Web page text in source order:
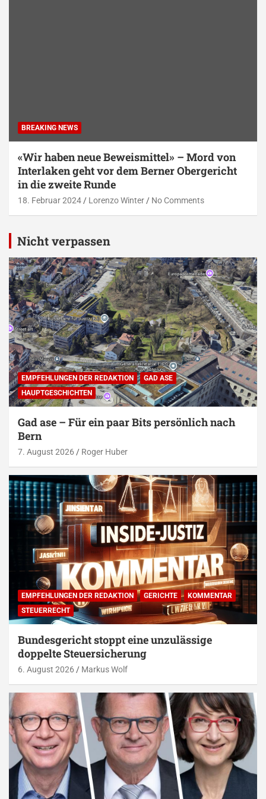
BREAKING NEWS
«Wir haben neue Beweismittel» – Mord von
Interlaken geht vor dem Berner Obergericht
in die zweite Runde
18. Februar 2024 Lorenzo Winter No Comments
Nicht verpassen
EMPFEHLUNGEN DER REDAKTION
GAD ASE
HAUPTGESCHICHTEN
Gad ase – Für ein paar Bits persönlich nach
Bern
7. August 2026 Roger Huber
EMPFEHLUNGEN DER REDAKTION GERICHTE
KOMMENTAR
STEUERRECHT
Bundesgericht stoppt eine unzulässige
doppelte Steuersicherung
6. August 2026 Markus Wolf